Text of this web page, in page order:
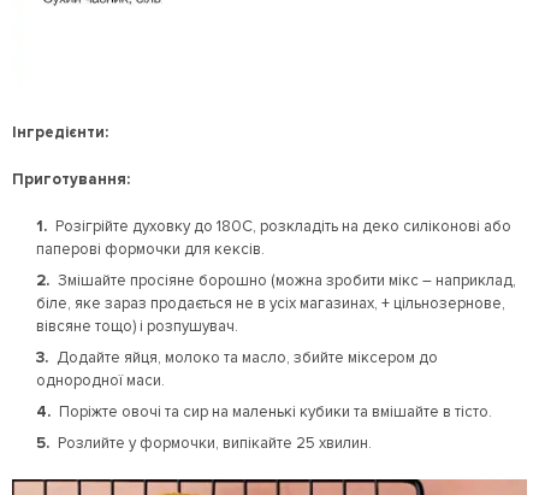
Інгредієнти:
Приготування:
Розігрійте духовку до 180С, розкладіть на деко силіконові або
паперові формочки для кексів.
Змішайте просіяне борошно (можна зробити мікс – наприклад,
біле, яке зараз продається не в усіх магазинах, + цільнозернове,
вівсяне тощо) і розпушувач.
Додайте яйця, молоко та масло, збийте міксером до
однородної маси.
Поріжте овочі та сир на маленькі кубики та вмішайте в тісто.
Розлийте у формочки, випікайте 25 хвилин.